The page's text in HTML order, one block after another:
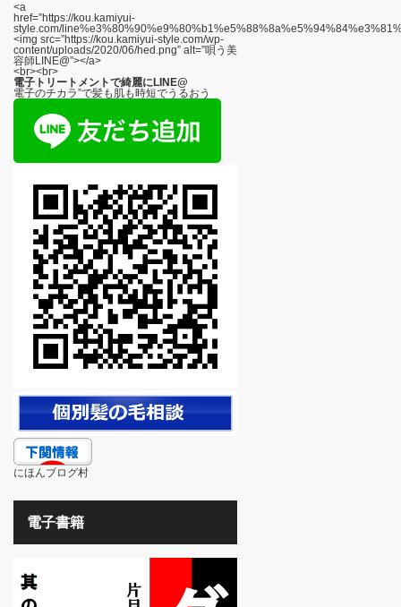
<a
href=”https://kou.kamiyui-
style.com/
<img src=”https://kou.kamiyui-style.com/wp-
content/uploads/2020/06/hed.png” alt=”唄う美
容師LINE@”></a>
<br><br>
電子トリートメントで綺麗にLINE@
電子のチカラ”で髪も肌も時短でうるおう
にほんブログ村
電子書籍